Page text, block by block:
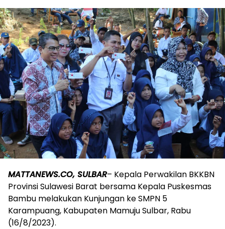
MATTANEWS.CO, SULBAR– Kepala Perwakilan BKKBN
Provinsi Sulawesi Barat bersama Kepala Puskesmas
Bambu melakukan Kunjungan ke SMPN 5
Karampuang, Kabupaten Mamuju Sulbar, Rabu
(16/8/2023).